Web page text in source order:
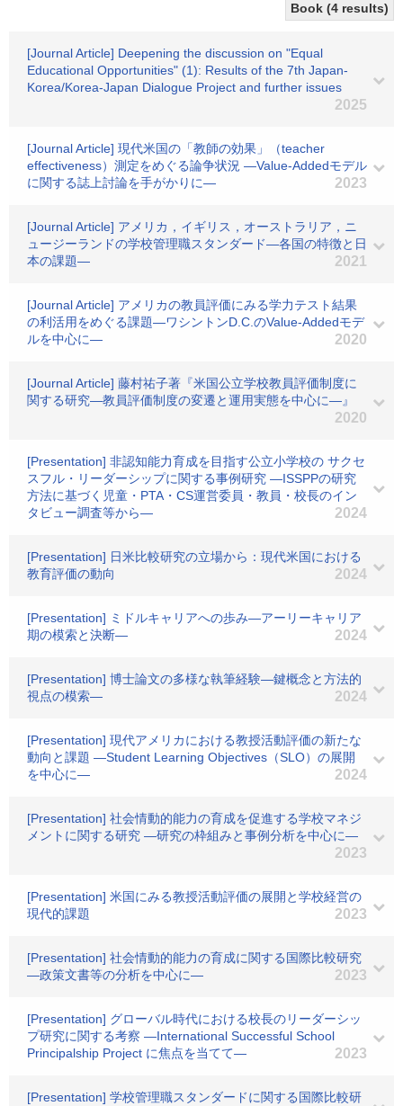
Book (4 results)
[Journal Article] Deepening the discussion on "Equal
Educational Opportunities" (1): Results of the 7th Japan-
Korea/Korea-Japan Dialogue Project and further issues
2025
[Journal Article] 現代米国の「教師の効果」（teacher
effectiveness）測定をめぐる論争状況 ―Value-Addedモデル
に関する誌上討論を手がかりに―
2023
[Journal Article] アメリカ，イギリス，オーストラリア，ニ
ュージーランドの学校管理職スタンダード―各国の特徴と日
本の課題―
2021
[Journal Article] アメリカの教員評価にみる学力テスト結果
の利活用をめぐる課題―ワシントンD.C.のValue-Addedモデ
ルを中心に―
2020
[Journal Article] 藤村祐子著『米国公立学校教員評価制度に
関する研究―教員評価制度の変遷と運用実態を中心に―』
2020
[Presentation] 非認知能力育成を目指す公立小学校の サクセ
スフル・リーダーシップに関する事例研究 ―ISSPPの研究
方法に基づく児童・PTA・CS運営委員・教員・校長のイン
タビュー調査等から―
2024
[Presentation] 日米比較研究の立場から：現代米国における
教育評価の動向
2024
[Presentation] ミドルキャリアへの歩み―アーリーキャリア
期の模索と決断―
2024
[Presentation] 博士論文の多様な執筆経験―鍵概念と方法的
視点の模索―
2024
[Presentation] 現代アメリカにおける教授活動評価の新たな
動向と課題 ―Student Learning Objectives（SLO）の展開
を中心に―
2024
[Presentation] 社会情動的能力の育成を促進する学校マネジ
メントに関する研究 ―研究の枠組みと事例分析を中心に―
2023
[Presentation] 米国にみる教授活動評価の展開と学校経営の
現代的課題
2023
[Presentation] 社会情動的能力の育成に関する国際比較研究
―政策文書等の分析を中心に―
2023
[Presentation] グローバル時代における校長のリーダーシッ
プ研究に関する考察 ―International Successful School
Principalship Project に焦点を当てて―
2023
[Presentation] 学校管理職スタンダードに関する国際比較研